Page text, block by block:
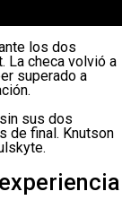
los dos
La checa volvió a
superado a
sus dos
de final. Knutson